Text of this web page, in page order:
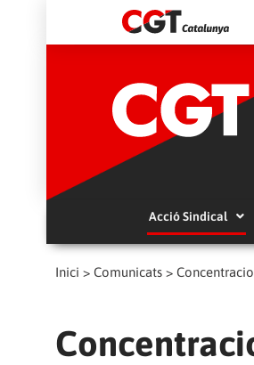
Acció Sindical
Inici > Comunicats >